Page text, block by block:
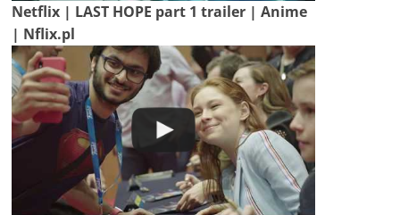
Netflix | LAST HOPE part 1 trailer | Anime
| Nflix.pl